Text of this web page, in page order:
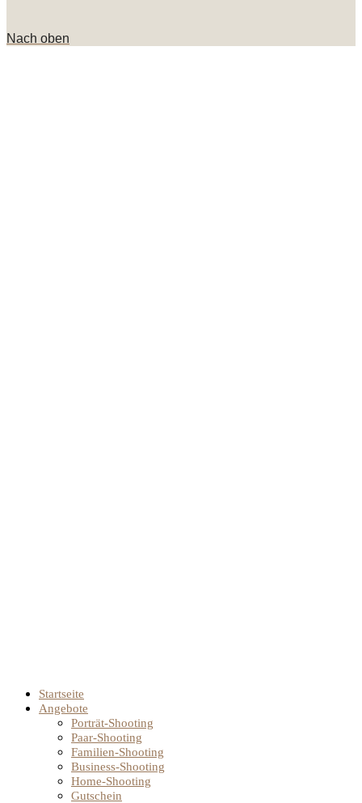
Nach oben
Startseite
Angebote
Porträt-Shooting
Paar-Shooting
Familien-Shooting
Business-Shooting
Home-Shooting
Gutschein